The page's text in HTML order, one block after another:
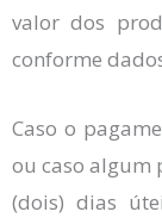
valor dos
conforme
Caso o
ou caso algum
(dois) dias